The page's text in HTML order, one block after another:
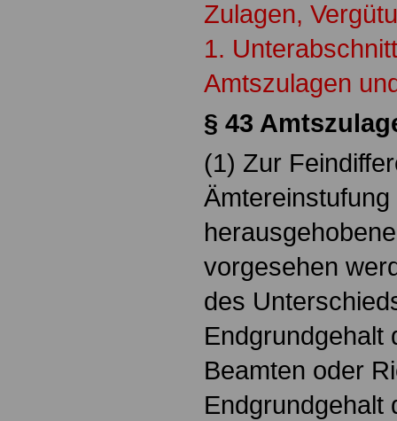
Zulagen,
1. Unterabschnitt
Amtszulagen
§ 43
(1) Zur
vorgesehen
des
Endgrundgehalt
Beamten oder
Endgrundgehalt